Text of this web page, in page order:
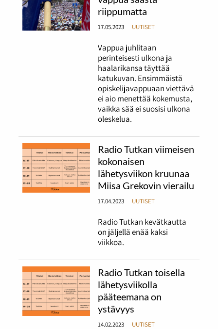
riippumatta
17.05.2023 UUTISET
Vappua juhlitaan
perinteisesti ulkona ja
haalarikansa täyttää
katukuvan. Ensimmäistä
opiskelijavappuaan viettävä
ei aio menettää kokemusta,
vaikka sää ei suosisi ulkona
oleskelua.
Radio Tutkan viimeisen
kokonaisen
lähetysviikon kruunaa
Miisa Grekovin vierailu
17.04.2023 UUTISET
Radio Tutkan kevätkautta
on jäljellä enää kaksi
viikkoa.
Radio Tutkan toisella
lähetysviikolla
pääteemana on
ystävyys
14.02.2023 UUTISET